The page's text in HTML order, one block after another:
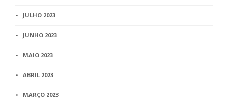
JULHO 2023
JUNHO 2023
MAIO 2023
ABRIL 2023
MARÇO 2023